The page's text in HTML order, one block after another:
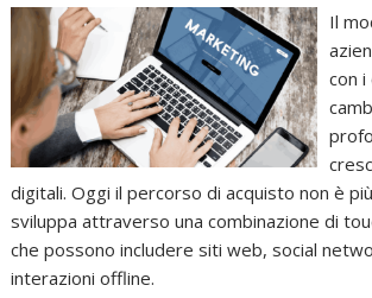
Il
con i
digitali. Oggi il percorso di acquisto non è
sviluppa attraverso una combinazione di
che possono includere siti web, social
interazioni offline.